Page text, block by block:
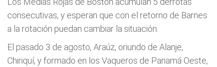
consecutivas, y esperan que con el retorno de Barnes
a la rotación puedan cambiar la situación.
El pasado 3 de agosto, Araúz, oriundo de Alanje,
Chiriquí, y formado en los Vaqueros de Panamá Oeste,